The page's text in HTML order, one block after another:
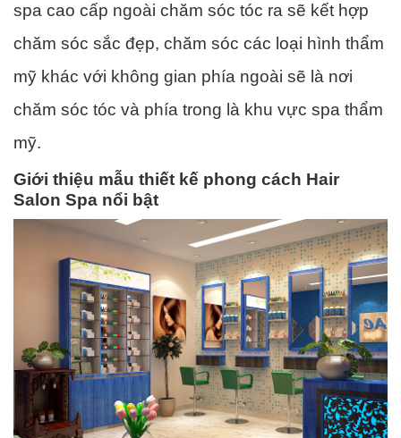
spa cao cấp ngoài chăm sóc tóc ra sẽ kết hợp
chăm sóc sắc đẹp, chăm sóc các loại hình thẩm
mỹ khác với không gian phía ngoài sẽ là nơi
chăm sóc tóc và phía trong là khu vực spa thẩm
mỹ.
Giới thiệu mẫu thiết kế phong cách Hair
Salon Spa nổi bật